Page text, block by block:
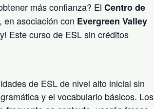
más confianza? ElCentro de
, en asociación con Evergreen Valley
Este curso de ESL sin créditos
de ESL de nivel alto inicial sin
y el vocabulario básicos. Los